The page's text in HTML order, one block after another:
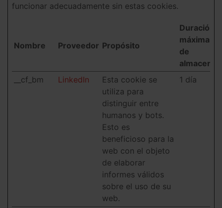
funcionar adecuadamente sin estas cookies.
Nombre Proveedor Propósito
Duración
máxima
de
__cf_bm
LinkedIn
Esta cookie se
utiliza para
distinguir entre
humanos y bots.
Esto es
beneficioso para la
web con el objeto
de elaborar
informes válidos
sobre el uso de su
web.
1 día